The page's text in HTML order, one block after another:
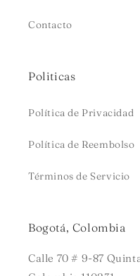
Contacto
Politicas
Política de Privacidad
Política de Reembolso
Términos de Servicio
Bogotá, Colombia
Calle 70 # 9-87